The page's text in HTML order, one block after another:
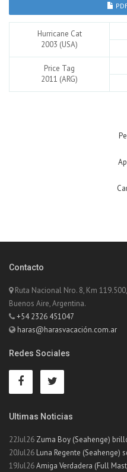
Hurricane Cat
2003 (USA)
Price Tag
2011 (ARG)
Contacto
Ruta Nacional Nro. 8, Km
Buenos Aire, Argentina.
+54 2326 451047
haras@harasvacación.com.ar
Redes Sociales
Ultimas Noticias
22Jul26 Zuma Boy (Seahenge)
20Jul26 Luna Regente (Seahenge)
19Jul26Amiga Verdadera (Full